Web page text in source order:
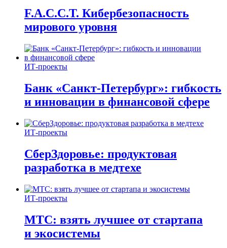
F.A.C.C.T. Кибербезопасность
мирового уровня
ИТ-проекты
Банк «Санкт-Петербург»: гибкость
и инновации в финансовой сфере
ИТ-проекты
СберЗдоровье: продуктовая
разработка в медтехе
ИТ-проекты
МТС: взять лучшее от стартапа
и экосистемы